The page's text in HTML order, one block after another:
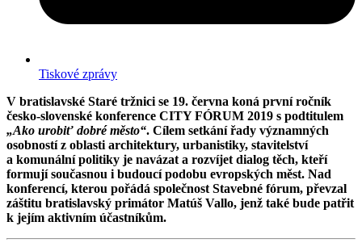
Tiskové zprávy
V bratislavské Staré tržnici se 19. června koná první ročník
česko-slovenské konference CITY FÓRUM 2019 s podtitulem
„Ako urobiť dobré město“. Cílem setkání řady významných
osobností z oblasti architektury, urbanistiky, stavitelství
a komunální politiky je navázat a rozvíjet dialog těch, kteří
formují současnou i budoucí podobu evropských měst. Nad
konferencí, kterou pořádá společnost Stavebné fórum, převzal
záštitu bratislavský primátor Matúš Vallo, jenž také bude patřit
k jejím aktivním účastníkům.